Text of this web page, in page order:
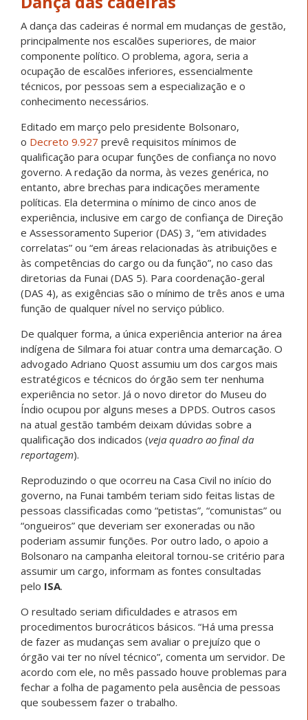
A dança das cadeiras é normal em mudanças de gestão,
principalmente nos escalões superiores, de maior
componente político. O problema, agora, seria a
ocupação de escalões inferiores, essencialmente
técnicos, por pessoas sem a especialização e o
conhecimento necessários.
Editado em março pelo presidente Bolsonaro,
o Decreto 9.927 prevê requisitos mínimos de
qualificação para ocupar funções de confiança no novo
governo. A redação da norma, às vezes genérica, no
entanto, abre brechas para indicações meramente
políticas. Ela determina o mínimo de cinco anos de
experiência, inclusive em cargo de confiança de Direção
e Assessoramento Superior (DAS) 3, “em atividades
correlatas” ou “em áreas relacionadas às atribuições e
às competências do cargo ou da função”, no caso das
diretorias da Funai (DAS 5). Para coordenação-geral
(DAS 4), as exigências são o mínimo de três anos e uma
função de qualquer nível no serviço público.
De qualquer forma, a única experiência anterior na área
indígena de Silmara foi atuar contra uma demarcação. O
advogado Adriano Quost assumiu um dos cargos mais
estratégicos e técnicos do órgão sem ter nenhuma
experiência no setor. Já o novo diretor do Museu do
Índio ocupou por alguns meses a DPDS. Outros casos
na atual gestão também deixam dúvidas sobre a
qualificação dos indicados (veja quadro ao final da
reportagem).
Reproduzindo o que ocorreu na Casa Civil no início do
governo, na Funai também teriam sido feitas listas de
pessoas classificadas como “petistas”, “comunistas” ou
“ongueiros” que deveriam ser exoneradas ou não
poderiam assumir funções. Por outro lado, o apoio a
Bolsonaro na campanha eleitoral tornou-se critério para
assumir um cargo, informam as fontes consultadas
pelo ISA.
O resultado seriam dificuldades e atrasos em
procedimentos burocráticos básicos. “Há uma pressa
de fazer as mudanças sem avaliar o prejuízo que o
órgão vai ter no nível técnico”, comenta um servidor. De
acordo com ele, no mês passado houve problemas para
fechar a folha de pagamento pela ausência de pessoas
que soubessem fazer o trabalho.